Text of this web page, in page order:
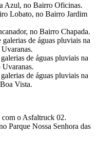
Azul, no Bairro Oficinas.
Lobato, no Bairro Jardim
no Bairro Chapada.
de águas pluviais na
de águas pluviais na
de águas pluviais na
Vista.
com o Asfaltruck 02.
Parque Nossa Senhora das